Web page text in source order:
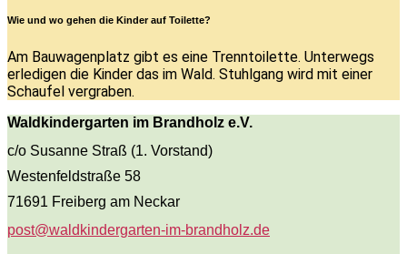
Wie und wo gehen die Kinder auf Toilette?
Am Bauwagenplatz gibt es eine Trenntoilette. Unterwegs
erledigen die Kinder das im Wald. Stuhlgang wird mit einer
Schaufel vergraben.
Waldkindergarten im Brandholz e.V.
c/o Susanne Straß (1. Vorstand)
Westenfeldstraße 58
71691 Freiberg am Neckar
post@waldkindergarten-im-brandholz.de